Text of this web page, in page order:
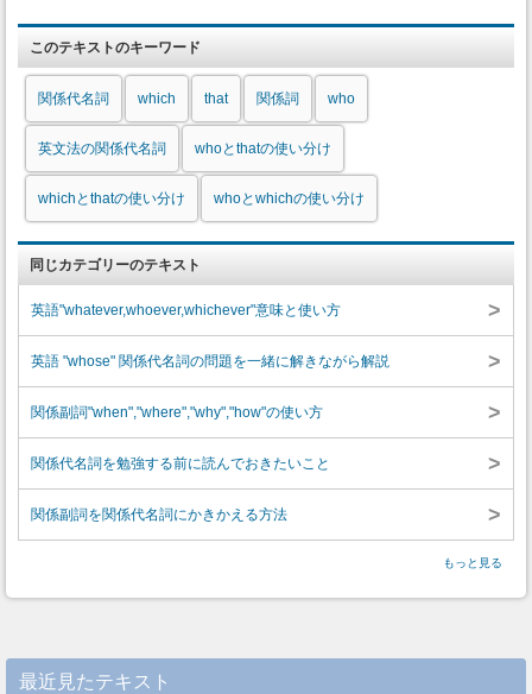
このテキストのキーワード
関係代名詞 which that 関係詞 who
英文法の関係代名詞 whoとthatの使い分け
whichとthatの使い分け whoとwhichの使い分け
同じカテゴリーのテキスト
英語"whatever,whoever,whichever"意味と使い方 >
英語 "whose" 関係代名詞の問題を一緒に解きながら解説 >
関係副詞"when","where","why","how"の使い方 >
関係代名詞を勉強する前に読んでおきたいこと >
関係副詞を関係代名詞にかきかえる方法 >
もっと見る
最近見たテキスト